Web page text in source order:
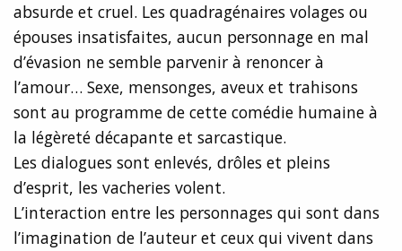
absurde et cruel. Les quadragénaires volages ou
épouses insatisfaites, aucun personnage en mal
d’évasion ne semble parvenir à renoncer à
l’amour… Sexe, mensonges, aveux et trahisons
sont au programme de cette comédie humaine à
la légèreté décapante et sarcastique.
Les dialogues sont enlevés, drôles et pleins
d’esprit, les vacheries volent.
L’interaction entre les personnages qui sont dans
l’imagination de l’auteur et ceux qui vivent dans